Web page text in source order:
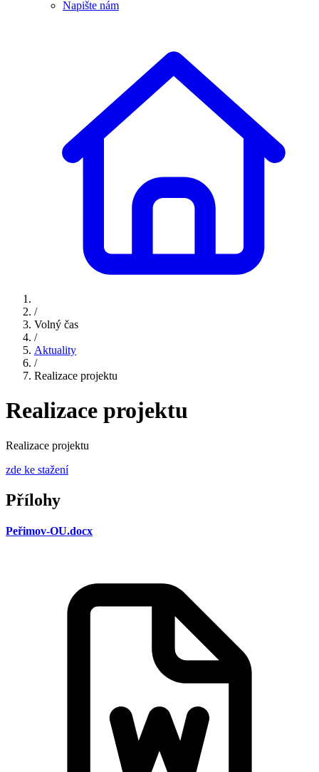
Napište nám
/
Volný čas
/
Aktuality
/
Realizace projektu
Realizace projektu
Realizace projektu
zde ke stažení
Přílohy
Peřimov-OU.docx